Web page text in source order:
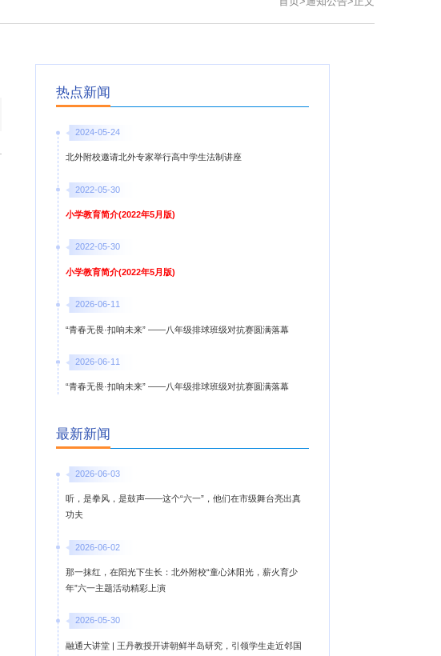
热点新闻
2024-05-24
北外附校邀请北外专家举行高中学生法制讲座
2022-05-30
小学教育简介(2022年5月版)
2022-05-30
小学教育简介(2022年5月版)
2026-06-11
“青春无畏·扣响未来” ——八年级排球班级对抗赛圆满落幕
2026-06-11
“青春无畏·扣响未来” ——八年级排球班级对抗赛圆满落幕
最新新闻
2026-06-03
听，是拳风，是鼓声——这个“六一”，他们在市级舞台亮出真
功夫
2026-06-02
那一抹红，在阳光下生长：北外附校“童心沐阳光，薪火育少
年”六一主题活动精彩上演
2026-05-30
融通大讲堂 | 王丹教授开讲朝鲜半岛研究，引领学生走近邻国